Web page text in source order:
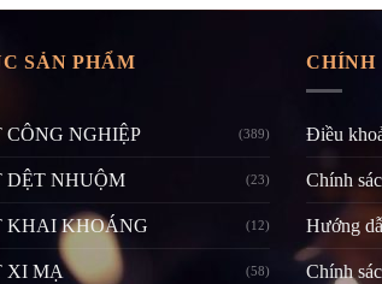
SẢN PHẨM
NGHIỆP (389)
DỆT NHUỘM (23)
KHAI KHOÁNG (12)
XI MẠ (58)
CHÍNH
Điều
Chính
Hướng
Chính